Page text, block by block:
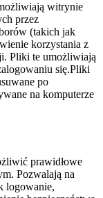
witrynie
przez
(takich jak
korzystania z
Pliki te umożliwiają
się.Pliki
po
na komputerze
prawidłowe
Pozwalają na
logowanie,